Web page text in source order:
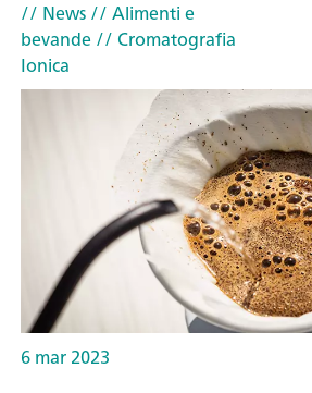
// News// Alimenti e
bevande// Cromatografia
Ionica
6 mar 2023